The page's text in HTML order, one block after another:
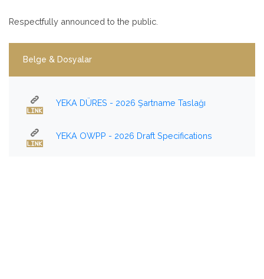
Respectfully announced to the public.
Belge & Dosyalar
YEKA DÜRES - 2026 Şartname Taslağı
YEKA OWPP - 2026 Draft Specifications